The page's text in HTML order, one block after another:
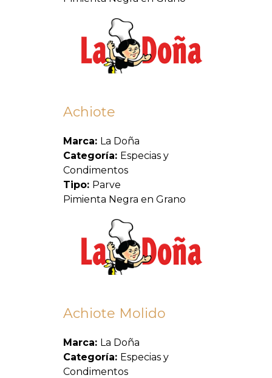
Achiote
Marca: La Doña
Categoría: Especias y
Condimentos
Tipo: Parve
Pimienta Negra en Grano
Achiote Molido
Marca: La Doña
Categoría: Especias y
Condimentos